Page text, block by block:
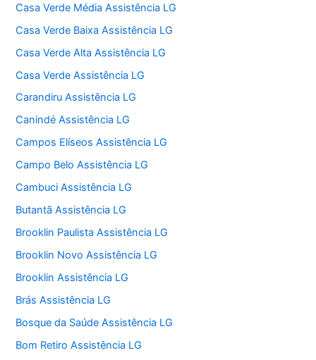
Casa Verde Média Assistência LG
Casa Verde Baixa Assistência LG
Casa Verde Alta Assistência LG
Casa Verde Assistência LG
Carandiru Assistência LG
Canindé Assistência LG
Campos Elíseos Assistência LG
Campo Belo Assistência LG
Cambuci Assistência LG
Butantã Assistência LG
Brooklin Paulista Assistência LG
Brooklin Novo Assistência LG
Brooklin Assistência LG
Brás Assistência LG
Bosque da Saúde Assistência LG
Bom Retiro Assistência LG